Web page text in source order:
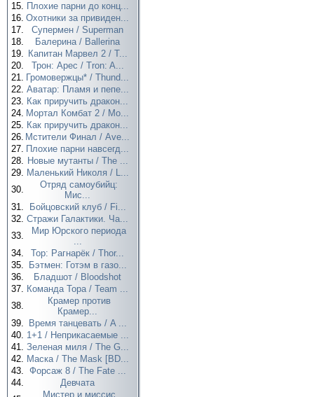
15. Плохие парни до конц...
16. Охотники за привиден...
17.
Супермен / Superman
18.
Балерина / Ballerina
19. Капитан Марвел 2 / T...
20.
Трон: Арес / Tron: A...
21. Громовержцы* / Thund...
22. Аватар: Пламя и пепе...
23. Как приручить дракон...
24. Мортал Комбат 2 / Mo...
25. Как приручить дракон...
26. Мстители Финал / Ave...
27. Плохие парни навсегд...
28. Новые мутанты / The ...
29. Маленький Николя / L...
30.
Отряд самоубийц:
Мис...
31.
Бойцовский клуб / Fi...
32. Стражи Галактики. Ча...
33.
Мир Юрского периода
...
34.
Тор: Рагнарёк / Thor...
35.
Бэтмен: Готэм в газо...
36.
Бладшот / Bloodshot
37. Команда Тора / Team ...
38.
Крамер против
Крамер...
39.
Время танцевать / A ...
40. 1+1 / Неприкасаемые ...
41. Зеленая миля / The G...
42. Маска / The Mask [BD...
43. Форсаж 8 / The Fate ...
44.
Девчата
Мистер и миссис